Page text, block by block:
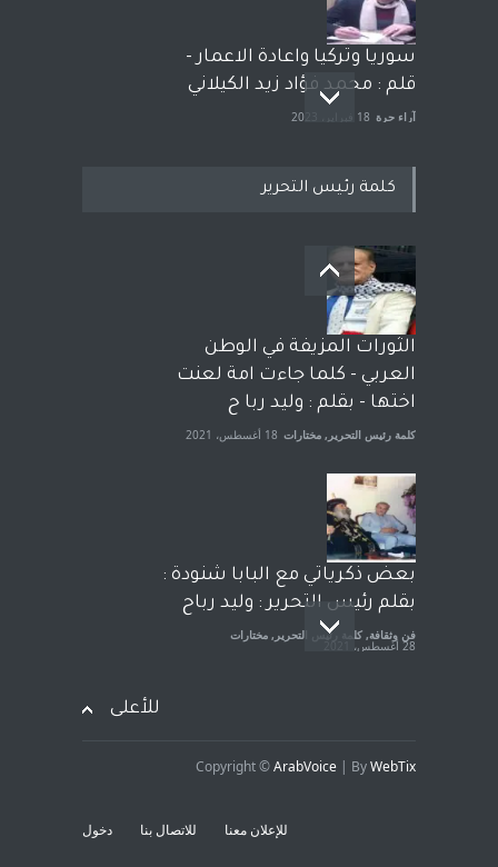
سوريا وتركيا واعادة الاعمار -
قلم : محمد فؤاد زيد الكيلاني
آراء حرة 18 فبراير، 2023
بعد معارك قضائية طاحنة كتب
وترافع فيها بنفسه مرة اخرى..
الشيخ طارق يوسف يقهر
الحكومة الأمريكية ، فأعطوه
الجنسية عن يد وهم صاغرون،
آراء حرة مختارات 7 أبريل، 2023
كلمة رئيس التحرير
الثورات المزيفة في الوطن
العربي - كلما جاءت امة لعنت
اختها - بقلم : وليد ربا ح
كلمة رئيس التحرير , مختارات 18 أغسطس، 2021
بعض ذكرياتي مع البابا شنودة :
بقلم رئيس التحرير : وليد رباح
فن وثقافة, كلمة رئيس التحرير , مختارات
28 أغسطس، 2021
للأعلى
Copyright ©ArabVoice | ByWebTix
للإعلان معنا للاتصال بنا دخول